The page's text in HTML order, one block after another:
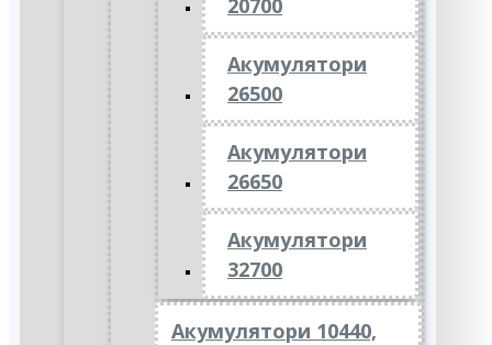
20700
Акумулятори
26500
Акумулятори
26650
Акумулятори
32700
Акумулятори 10440,